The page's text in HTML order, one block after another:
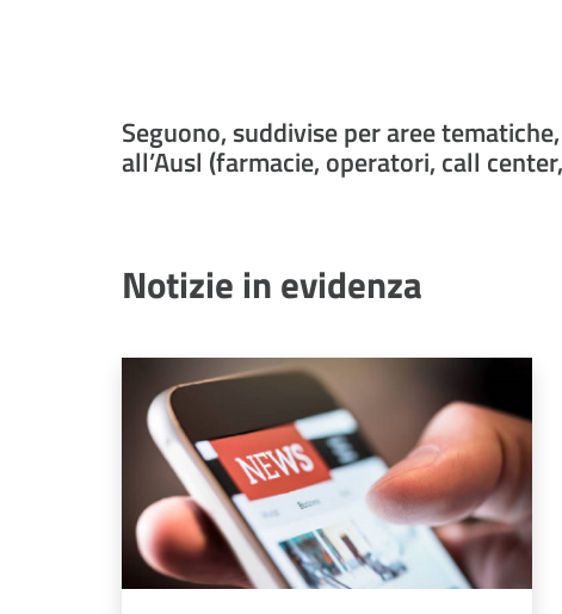
Seguono, suddivise per aree
all’Ausl (farmacie, operatori, call
Notizie in evidenza